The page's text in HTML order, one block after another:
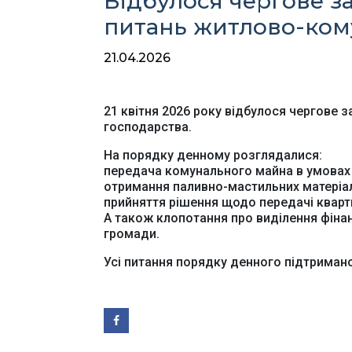
питань житлово-
21.04.2026
21 квітня 2026 року відбулося чергове
господарства.
На порядку денному розглядалися:
передача комунального майна в умовах
отримання паливно-мастильних
прийняття рішення щодо передачі
А також клопотання про виділення
громади.
Усі питання порядку денного